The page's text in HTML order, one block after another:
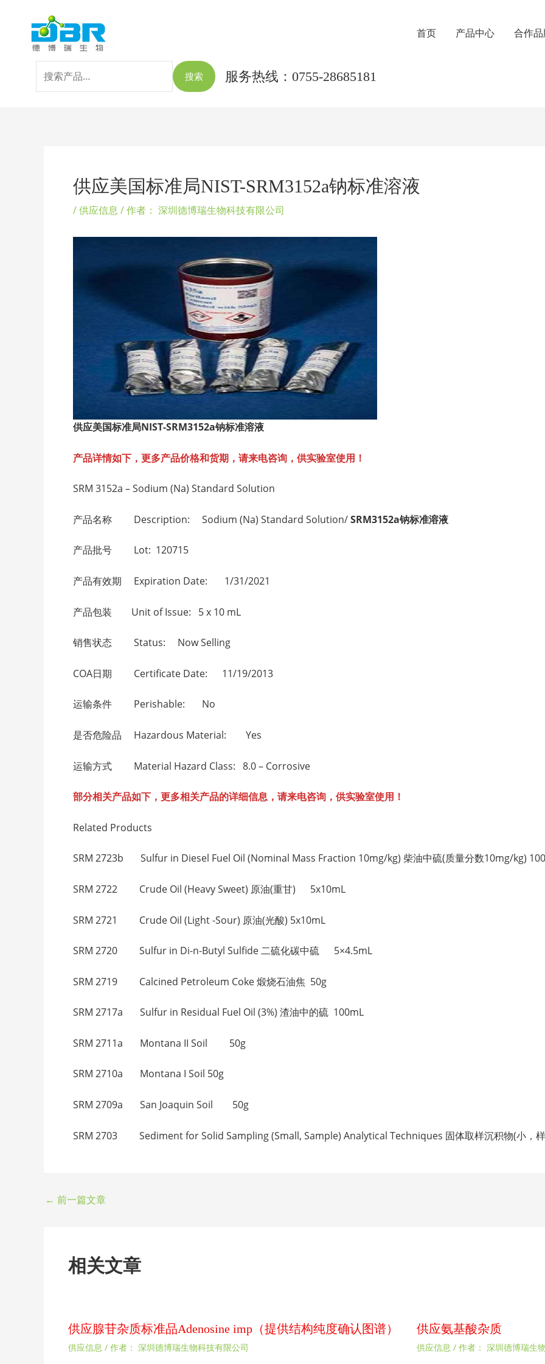
首页 产品中心 合作
索：
搜索 服务热线：0755-28685181
供应美国标准局NIST-SRM3152a钠标准溶液
/供应信息 / 作者： 深圳德博瑞生物科技有限公司
供应美国标准局NIST-SRM3152a钠标准溶液
产品详情如下，更多产品价格和货期，请来电咨询，供实验室使用！
SRM 3152a – Sodium (Na) Standard Solution
产品名称 Description: Sodium (Na) Standard Solution/SRM3152a钠标准溶液
产品批号 Lot: 120715
产品有效期 Expiration Date: 1/31/2021
产品包装 Unit of Issue: 5 x 10 mL
销售状态 Status: Now Selling
COA日期 Certificate Date: 11/19/2013
运输条件 Perishable: No
是否危险品 Hazardous Material: Yes
运输方式 Material Hazard Class: 8.0 – Corrosive
部分相关产品如下，更多相关产品的详细信息，请来电咨询，供实验室使用！
Related Products
SRM 2723b Sulfur in Diesel Fuel Oil (Nominal Mass Fraction 10mg/kg) 柴油中硫(质量分数10mg/kg)
SRM 2722 Crude Oil (Heavy Sweet) 原油(重甘) 5x10mL
SRM 2721 Crude Oil (Light -Sour) 原油(光酸) 5x10mL
SRM 2720 Sulfur in Di-n-Butyl Sulfide 二硫化碳中硫 5×4.5mL
SRM 2719 Calcined Petroleum Coke 煅烧石油焦 50g
SRM 2717a Sulfur in Residual Fuel Oil (3%) 渣油中的硫 100mL
SRM 2711a Montana II Soil 50g
SRM 2710a Montana I Soil 50g
SRM 2709a San Joaquin Soil 50g
SRM 2703 Sediment for Solid Sampling (Small, Sample) Analytical Techniques 固体取样沉积物(小
← 前一篇文章
相关文章
供应腺苷杂质标准品Adenosine imp（提供结构纯度确认图谱）
供应信息 / 作者： 深圳德博瑞生物科技有限公司
供应氨基酸杂质
供应信息 / 作者： 深圳德博瑞生